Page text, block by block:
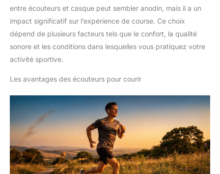
entre écouteurs et casque peut sembler anodin, mais il a un
impact significatif sur l’expérience de course. Ce choix
dépend de plusieurs facteurs tels que le confort, la qualité
sonore et les conditions dans lesquelles vous pratiquez votre
activité sportive.
Les avantages des écouteurs pour courir